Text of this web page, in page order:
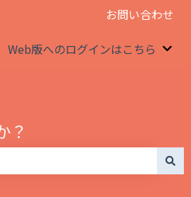
お問い合わせ
Web版へのログインはこちら
？